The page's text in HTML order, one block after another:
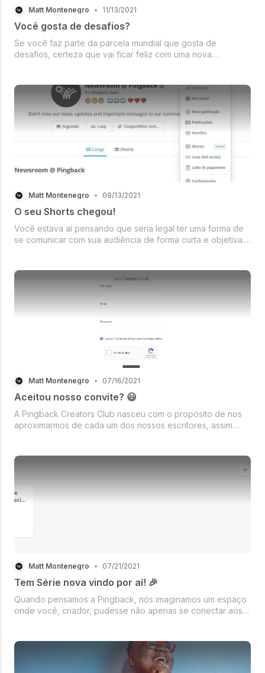
Matt Montenegro • 11/13/2021
Você gosta de desafios?
Se você faz parte da parcela mundial que gosta de
desafios, certeza que vai ficar feliz com uma nova
Matt Montenegro • 08/13/2021
O seu Shorts chegou!
Você estava aí pensando que seria legal ter uma forma de
se comunicar com sua audiência de forma curta e objetiva.
comunidade ...
Matt Montenegro • 07/16/2021
Aceitou nosso convite? 😃
A Pingback Creators Club nasceu com o propósito de nos
aproximarmos de cada um dos nossos escritores, assim
Matt Montenegro • 07/21/2021
Tem Série nova vindo por aí! 🎉
Quando pensamos a Pingback, nós imaginamos um espaço
onde você, criador, pudesse não apenas se conectar aos